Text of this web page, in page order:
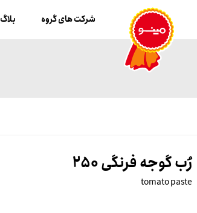
شرکت های گروه بلاگ
رُب گوجه فرنگی 250
tomato paste